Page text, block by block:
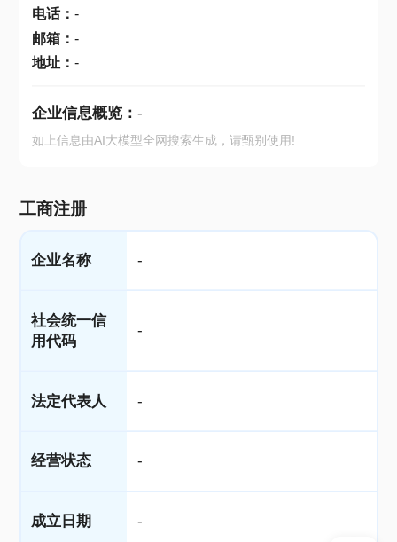
电话： -
邮箱： -
地址： -
企业信息概览： -
如上信息由AI大模型全网搜索生成，请甄别使用!
工商注册
企业名称 -
社会统一信
用代码
-
法定代表人 -
经营状态 -
成立日期 -